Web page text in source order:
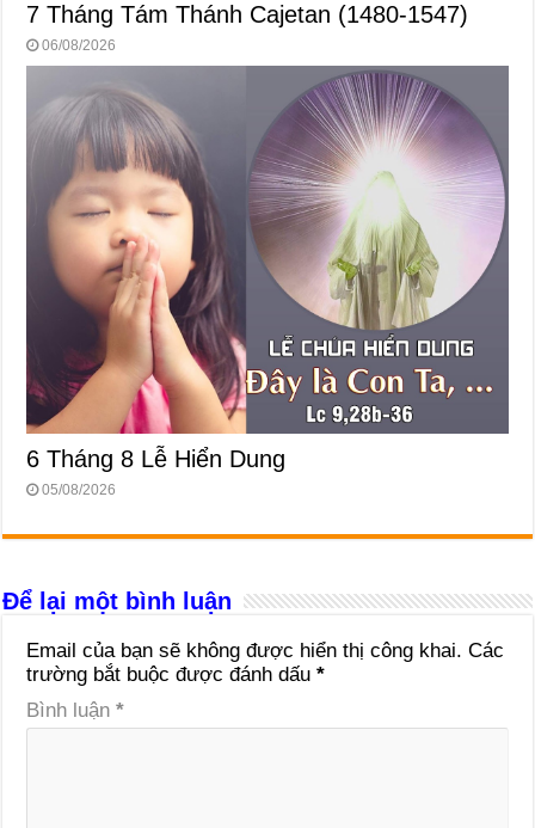
7 Tháng Tám Thánh Cajetan (1480-1547)
06/08/2026
6 Tháng 8 Lễ Hiển Dung
05/08/2026
Để lại một bình luận
Email của bạn sẽ không được hiển thị công khai. Các
trường bắt buộc được đánh dấu*
Bình luận*